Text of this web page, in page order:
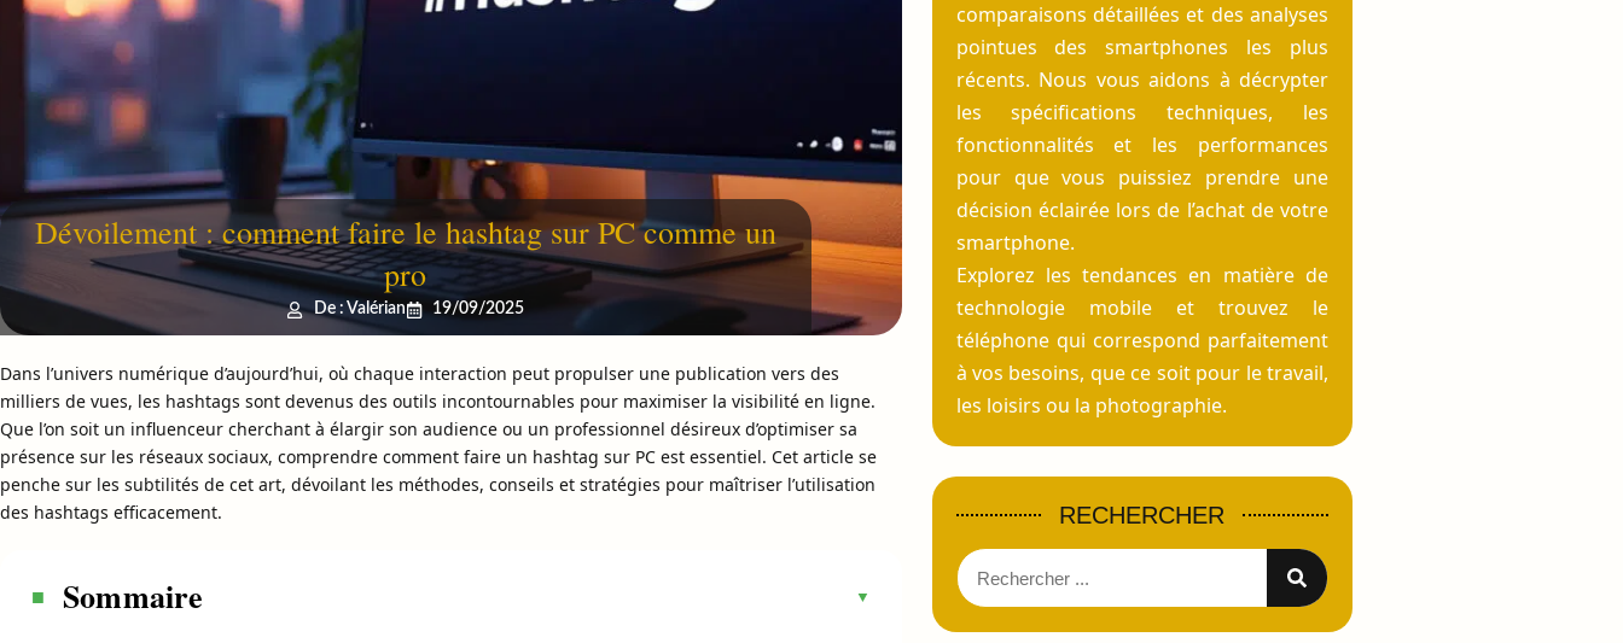
Dévoilement : comment faire le hashtag sur PC comme un
pro
De : Valérian 19/09/2025
Dans l’univers numérique d’aujourd’hui, où chaque interaction peut propulser une publication vers des
milliers de vues, les hashtags sont devenus des outils incontournables pour maximiser la visibilité en ligne.
Que l’on soit un influenceur cherchant à élargir son audience ou un professionnel désireux d’optimiser sa
présence sur les réseaux sociaux, comprendre comment faire un hashtag sur PC est essentiel. Cet article se
penche sur les subtilités de cet art, dévoilant les méthodes, conseils et stratégies pour maîtriser l’utilisation
des hashtags efficacement.
Sommaire
comparaisons détaillées et des analyses
pointues des smartphones les plus
récents. Nous vous aidons à décrypter
les spécifications techniques, les
fonctionnalités et les performances
pour que vous puissiez prendre une
décision éclairée lors de l’achat de votre
smartphone.
Explorez les tendances en matière de
technologie mobile et trouvez le
téléphone qui correspond parfaitement
à vos besoins, que ce soit pour le travail,
les loisirs ou la photographie.
RECHERCHER